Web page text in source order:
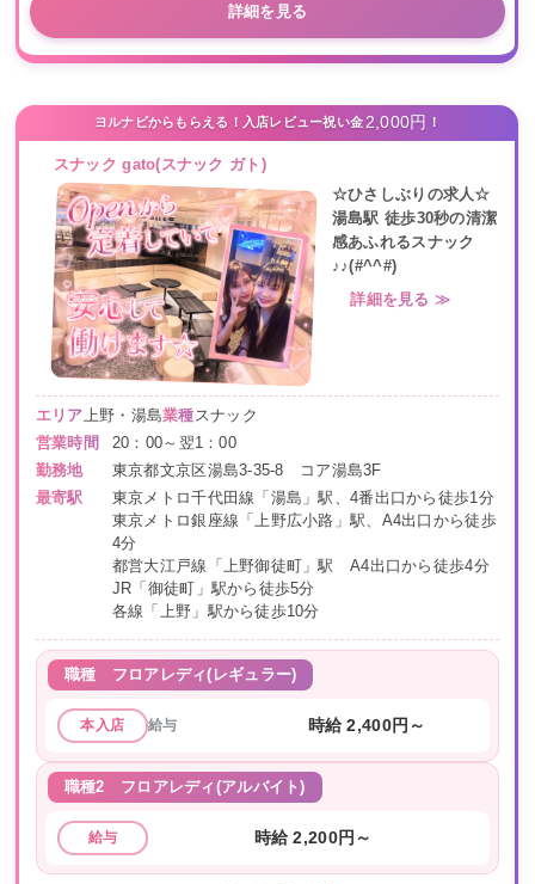
詳細を見る
ヨルナビからもらえる！入店レビュー祝い金 2,000円 ！
スナック gato(スナック ガト)
☆ひさしぶりの求人☆
湯島駅 徒歩30秒の清潔
感あふれるスナック
♪♪(#^^#)
詳細を見る ≫
エリア 上野・湯島業種 スナック
営業時間
20：00～翌1：00
勤務地
東京都文京区湯島3-35-8 コア湯島3F
最寄駅
東京メトロ千代田線「湯島」駅、4番出口から徒歩1分
東京メトロ銀座線「上野広小路」駅、A4出口から徒歩
4分
都営大江戸線「上野御徒町」駅 A4出口から徒歩4分
JR「御徒町」駅から徒歩5分
各線「上野」駅から徒歩10分
職種 フロアレディ(レギュラー)
本入店 給与 時給 2,400円～
職種2 フロアレディ(アルバイト)
給与 時給 2,200円～